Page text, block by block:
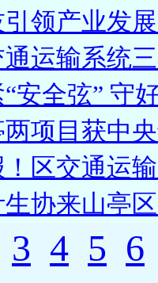
领产业发
通运输系统
安全弦” 守
两项目获中
区交通运
协来山亭
3 4 5 6